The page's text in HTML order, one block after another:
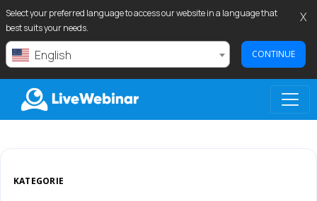
Select your preferred language to access our website in a language that
best suits your needs.
English CONTINUE
X
LIVEWEBINAR.COM
KATEGORIE